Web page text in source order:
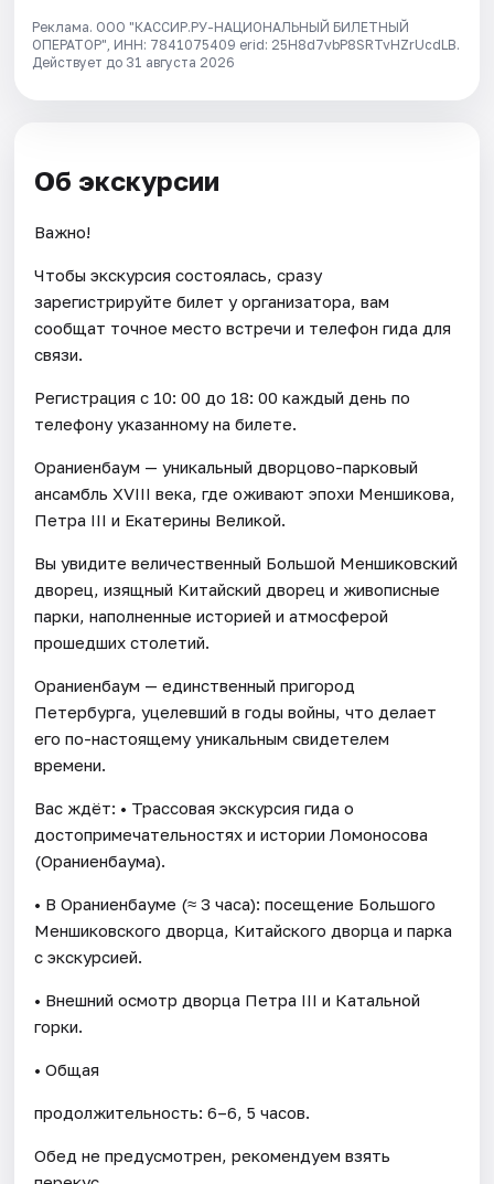
Реклама. ООО "КАССИР.РУ-НАЦИОНАЛЬНЫЙ БИЛЕТНЫЙ
ОПЕРАТОР", ИНН: 7841075409 erid: 25H8d7vbP8SRTvHZrUcdLB.
Действует до 31 августа 2026
Об экскурсии
Важно!
Чтобы экскурсия состоялась, сразу
зарегистрируйте билет у организатора, вам
сообщат точное место встречи и телефон гида для
связи.
Регистрация с 10: 00 до 18: 00 каждый день по
телефону указанному на билете.
Ораниенбаум — уникальный дворцово-парковый
ансамбль XVIII века, где оживают эпохи Меншикова,
Петра III и Екатерины Великой.
Вы увидите величественный Большой Меншиковский
дворец, изящный Китайский дворец и живописные
парки, наполненные историей и атмосферой
прошедших столетий.
Ораниенбаум — единственный пригород
Петербурга, уцелевший в годы войны, что делает
его по-настоящему уникальным свидетелем
времени.
Вас ждёт: • Трассовая экскурсия гида о
достопримечательностях и истории Ломоносова
(Ораниенбаума).
• В Ораниенбауме (≈ 3 часа): посещение Большого
Меншиковского дворца, Китайского дворца и парка
с экскурсией.
• Внешний осмотр дворца Петра III и Катальной
горки.
• Общая
продолжительность: 6–6, 5 часов.
Обед не предусмотрен, рекомендуем взять